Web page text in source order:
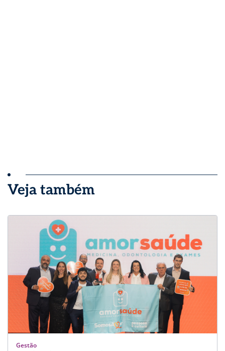
Veja também
Gestão